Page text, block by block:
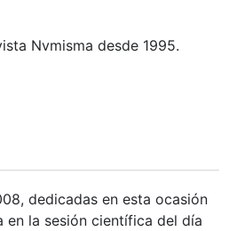
Nvmisma desde 1995.
dedicadas en esta ocasión
en la sesión científica del día